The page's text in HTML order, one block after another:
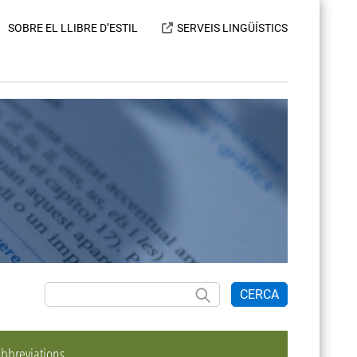
SOBRE EL LLIBRE D’ESTIL SERVEIS LINGÜÍSTICS
CERCA